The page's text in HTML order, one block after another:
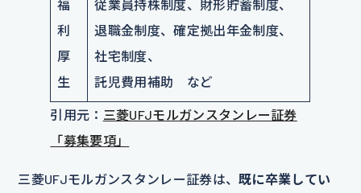
福
利
厚
生
従業員持株制度、財形貯蓄制度、
退職金制度、確定拠出年金制度、
社宅制度、
託児費用補助 など
引用元： 三菱UFJモルガンスタンレー証券
「募集要項」
三菱UFJモルガンスタンレー証券は、既に卒業してい